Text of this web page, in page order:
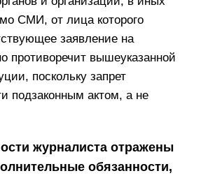
СМИ, от лица которого
заявление на
противоречит вышеуказанной
поскольку запрет
подзаконным актом, а не
журналиста отражены
обязанности,